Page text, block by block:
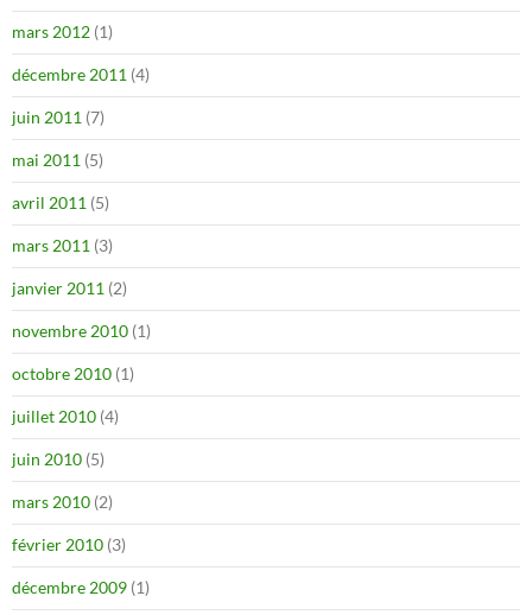
mars 2012 (1)
décembre 2011 (4)
juin 2011 (7)
mai 2011 (5)
avril 2011 (5)
mars 2011 (3)
janvier 2011 (2)
novembre 2010 (1)
octobre 2010 (1)
juillet 2010 (4)
juin 2010 (5)
mars 2010 (2)
février 2010 (3)
décembre 2009 (1)